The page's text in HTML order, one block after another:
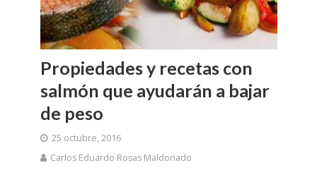
Propiedades y recetas con
salmón que ayudarán a bajar
de peso
25 octubre, 2016
Carlos Eduardo Rosas Maldonado